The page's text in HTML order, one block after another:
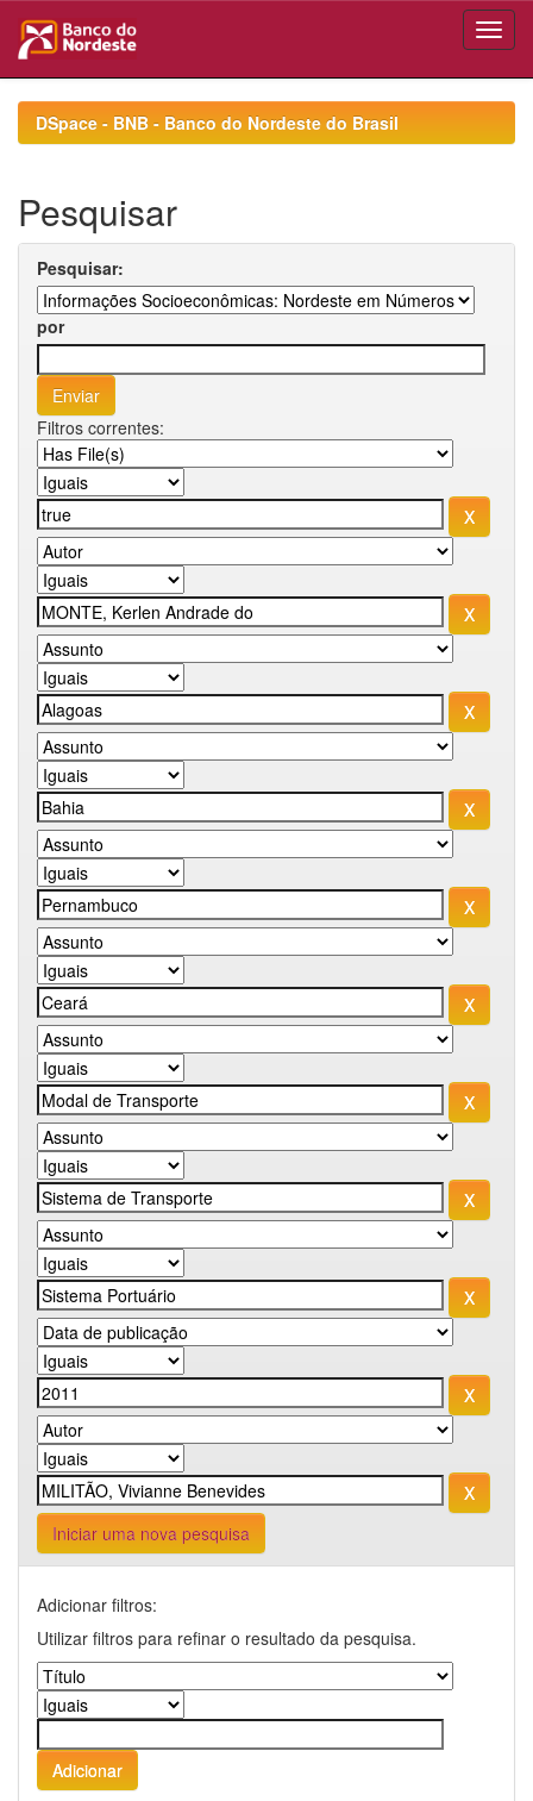
navigationDSpace - BNB - Banco do Nordeste do Brasil
Pesquisar
Pesquisar:
por
Filtros correntes:
Iniciar uma nova pesquisa
Adicionar filtros:
Utilizar filtros para refinar o resultado da pesquisa.